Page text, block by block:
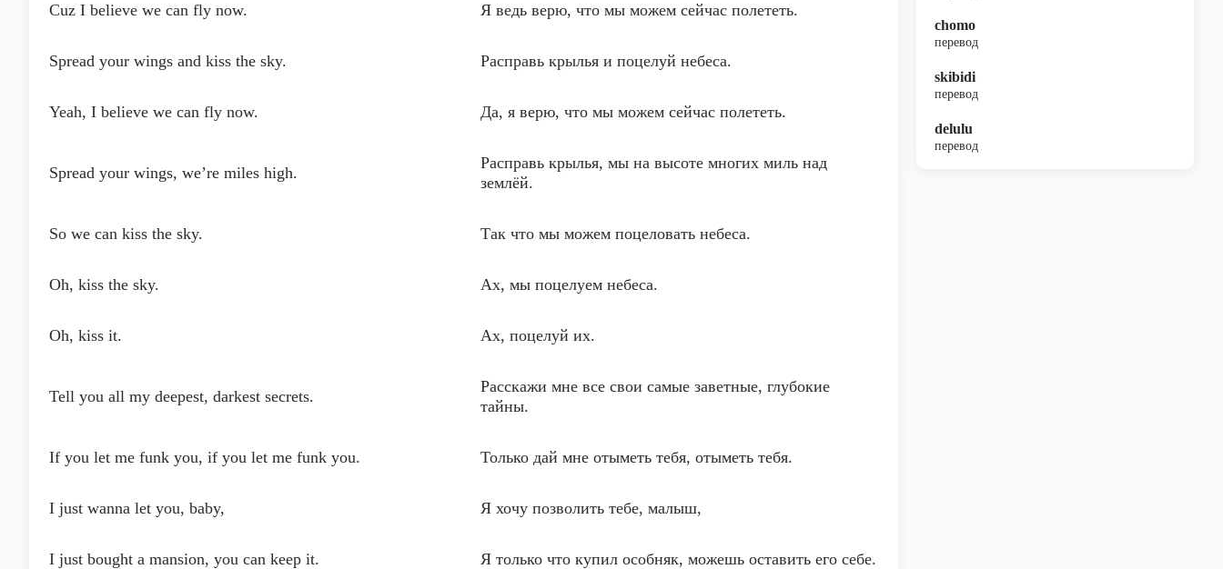
Cuz I believe we can fly now. Я ведь верю, что мы можем сейчас полететь.
Spread your wings and kiss the sky. Расправь крылья и поцелуй небеса.
Yeah, I believe we can fly now. Да, я верю, что мы можем сейчас полететь.
Spread your wings, we’re miles high.
Расправь крылья, мы на высоте многих миль над
землёй.
So we can kiss the sky. Так что мы можем поцеловать небеса.
Oh, kiss the sky. Ах, мы поцелуем небеса.
Oh, kiss it. Ах, поцелуй их.
Tell you all my deepest, darkest secrets.
Расскажи мне все свои самые заветные, глубокие
тайны.
If you let me funk you, if you let me funk you. Только дай мне отыметь тебя, отыметь тебя.
I just wanna let you, baby, Я хочу позволить тебе, малыш,
I just bought a mansion, you can keep it. Я только что купил особняк, можешь оставить его себе.
chomo
перевод
skibidi
перевод
delulu
перевод